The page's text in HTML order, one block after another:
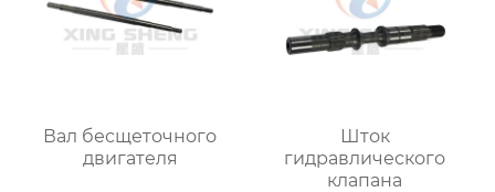
Вал бесщеточного
двигателя
Шток
гидравлического
клапана